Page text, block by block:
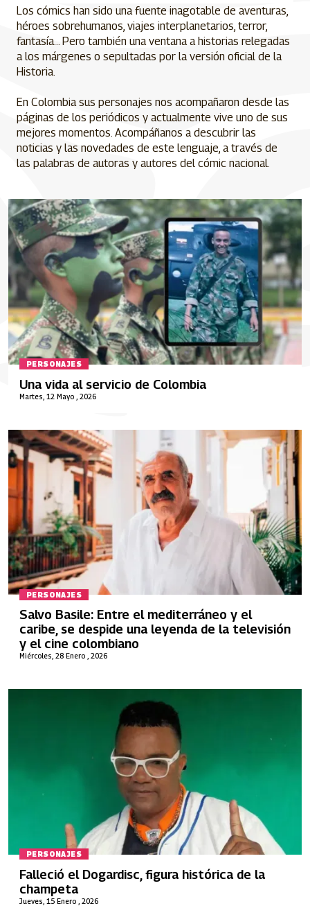
Los cómics han sido una fuente inagotable de aventuras,
héroes sobrehumanos, viajes interplanetarios, terror,
fantasía... Pero también una ventana a historias relegadas
a los márgenes o sepultadas por la versión oficial de la
Historia.
En Colombia sus personajes nos acompañaron desde las
páginas de los periódicos y actualmente vive uno de sus
mejores momentos. Acompáñanos a descubrir las
noticias y las novedades de este lenguaje, a través de
las palabras de autoras y autores del cómic nacional.
PERSONAJES
Martes, 12 Mayo , 2026
Una vida al servicio de Colombia
PERSONAJES
Miércoles, 28 Enero , 2026
Salvo Basile: Entre el mediterráneo y el
caribe, se despide una leyenda de la televisión
y el cine colombiano
PERSONAJES
Jueves, 15 Enero , 2026
Falleció el Dogardisc, figura histórica de la
champeta